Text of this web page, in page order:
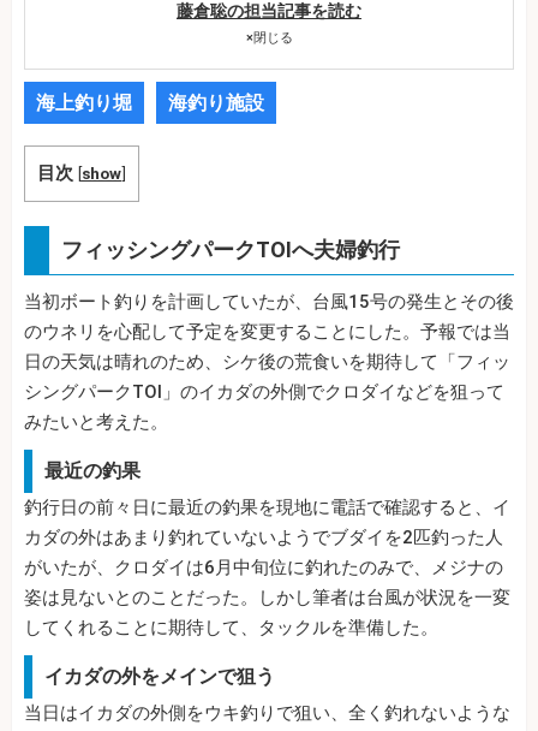
藤倉聡の担当記事を読む
×閉じる
海上釣り堀 海釣り施設
目次 [show]
フィッシングパークTOIへ夫婦釣行
当初ボート釣りを計画していたが、台風15号の発生とその後
のウネリを心配して予定を変更することにした。予報では当
日の天気は晴れのため、シケ後の荒食いを期待して「フィッ
シングパークTOI」のイカダの外側でクロダイなどを狙って
みたいと考えた。
最近の釣果
釣行日の前々日に最近の釣果を現地に電話で確認すると、イ
カダの外はあまり釣れていないようでブダイを2匹釣った人
がいたが、クロダイは6月中旬位に釣れたのみで、メジナの
姿は見ないとのことだった。しかし筆者は台風が状況を一変
してくれることに期待して、タックルを準備した。
イカダの外をメインで狙う
当日はイカダの外側をウキ釣りで狙い、全く釣れないような